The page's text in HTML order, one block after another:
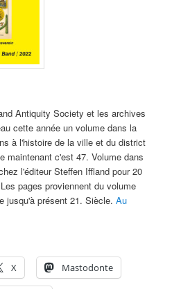
Antiquity Society et les archives
cette année un volume dans la
à l'histoire de la ville et du district
maintenant c'est 47. Volume dans
l'éditeur Steffen Iffland pour 20
pages proviennent du volume
jusqu'à présent 21. Siècle.Au
X Mastodonte